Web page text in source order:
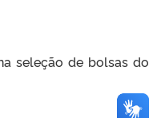
seleção de bolsas do